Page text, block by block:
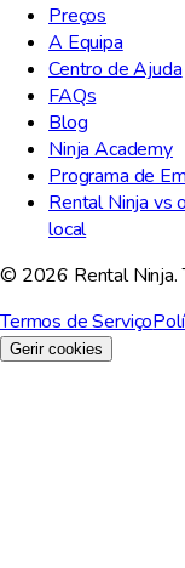
Preços
A Equipa
Centro de Ajuda
FAQs
Blog
Ninja Academy
Programa de
Rental Ninja vs
local
© 2026 Rental Ninja.
Termos de Serviço
Gerir cookies